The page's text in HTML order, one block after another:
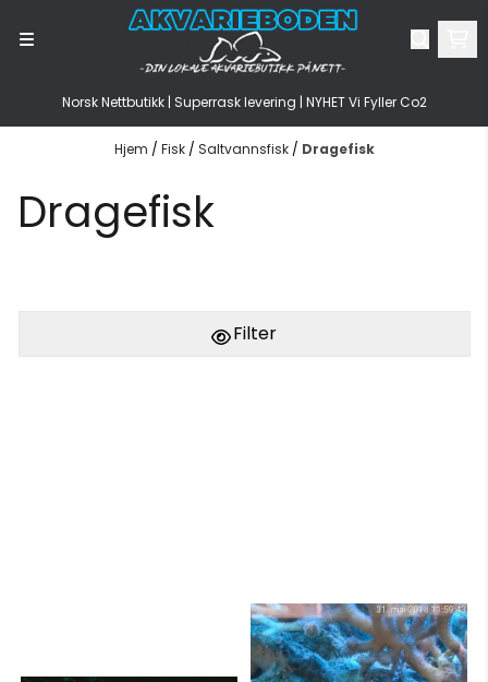
Hopp til innhold
Norsk Nettbutikk | Superrask levering | NYHET Vi Fyller Co2
Hjem / Fisk / Saltvannsfisk / Dragefisk
Dragefisk
Filter